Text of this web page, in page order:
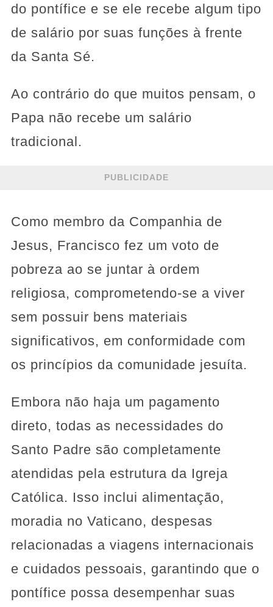
do pontífice e se ele recebe algum tipo
de salário por suas funções à frente
da Santa Sé.
Ao contrário do que muitos pensam, o
Papa não recebe um salário
tradicional.
PUBLICIDADE
Como membro da Companhia de
Jesus, Francisco fez um voto de
pobreza ao se juntar à ordem
religiosa, comprometendo-se a viver
sem possuir bens materiais
significativos, em conformidade com
os princípios da comunidade jesuíta.
Embora não haja um pagamento
direto, todas as necessidades do
Santo Padre são completamente
atendidas pela estrutura da Igreja
Católica. Isso inclui alimentação,
moradia no Vaticano, despesas
relacionadas a viagens internacionais
e cuidados pessoais, garantindo que o
pontífice possa desempenhar suas